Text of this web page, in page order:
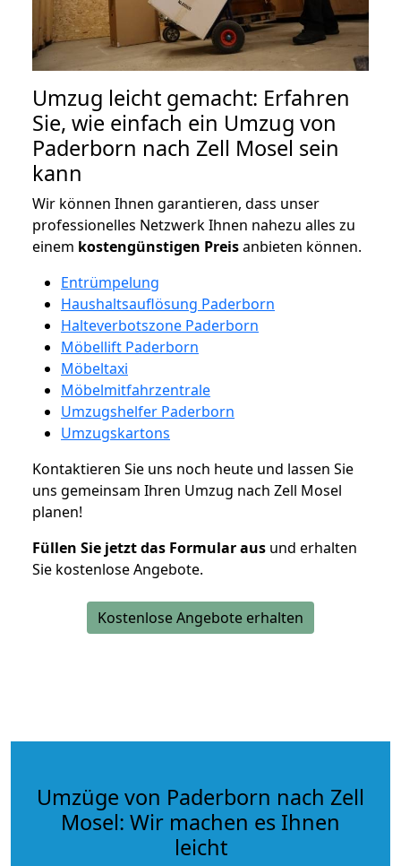
Umzug leicht gemacht: Erfahren
Sie, wie einfach ein Umzug von
Paderborn nach Zell Mosel sein
kann
Wir können Ihnen garantieren, dass unser
professionelles Netzwerk Ihnen nahezu alles zu
einem kostengünstigen Preisanbieten können.
Entrümpelung
Haushaltsauflösung Paderborn
Halteverbotszone Paderborn
Möbellift Paderborn
Möbeltaxi
Möbelmitfahrzentrale
Umzugshelfer Paderborn
Umzugskartons
Kontaktieren Sie uns noch heute und lassen Sie
uns gemeinsam Ihren Umzug nach Zell Mosel
planen!
Füllen Sie jetzt das Formular aus und erhalten
Sie kostenlose Angebote.
Kostenlose Angebote erhalten
Umzüge von Paderborn nach Zell
Mosel: Wir machen es Ihnen
leicht